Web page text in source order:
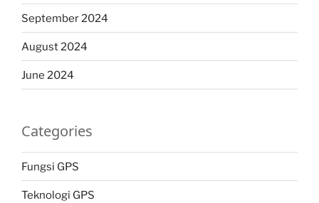
September 2024
August 2024
June 2024
Categories
Fungsi GPS
Teknologi GPS